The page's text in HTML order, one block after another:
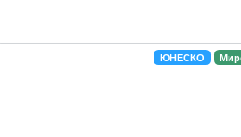
ЮНЕСКО